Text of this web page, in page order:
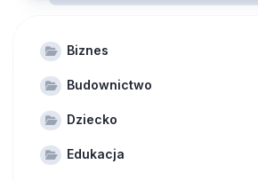
Biznes
Budownictwo
Dziecko
Edukacja